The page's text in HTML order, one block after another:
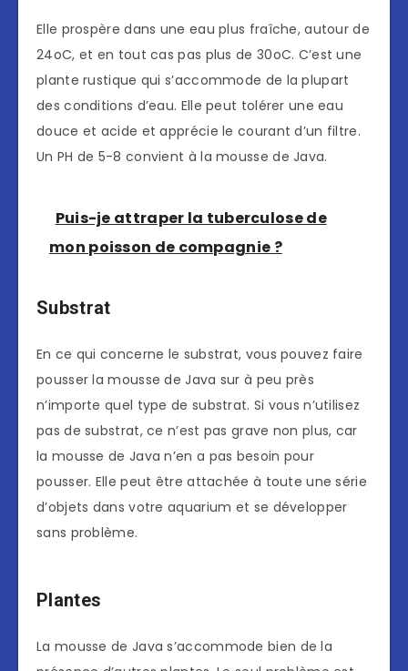
Elle prospère dans une eau plus fraîche, autour de
24oC, et en tout cas pas plus de 30oC. C’est une
plante rustique qui s’accommode de la plupart
des conditions d’eau. Elle peut tolérer une eau
douce et acide et apprécie le courant d’un filtre.
Un PH de 5-8 convient à la mousse de Java.
Puis-je attraper la tuberculose de
mon poisson de compagnie ?
Substrat
En ce qui concerne le substrat, vous pouvez faire
pousser la mousse de Java sur à peu près
n’importe quel type de substrat. Si vous n’utilisez
pas de substrat, ce n’est pas grave non plus, car
la mousse de Java n’en a pas besoin pour
pousser. Elle peut être attachée à toute une série
d’objets dans votre aquarium et se développer
sans problème.
Plantes
La mousse de Java s’accommode bien de la